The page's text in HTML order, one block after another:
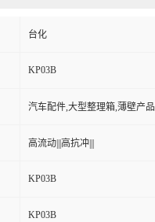
台化
KP03B
汽车配件,大型整理箱,薄壁产品
高流动|||高抗冲|||
KP03B
KP03B